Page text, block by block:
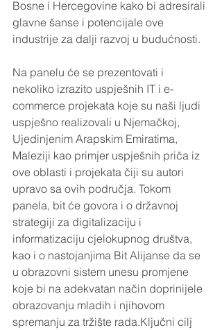
Bosne i Hercegovine kako bi adresirali
glavne šanse i potencijale ove
industrije za dalji razvoj u budućnosti.
Na panelu će se prezentovati i
nekoliko izrazito uspješnih IT i e-
commerce projekata koje su naši ljudi
uspješno realizovali u Njemačkoj,
Ujedinjenim Arapskim Emiratima,
Maleziji kao primjer uspješnih priča iz
ove oblasti i projekata čiji su autori
upravo sa ovih područja. Tokom
panela, bit će govora i o državnoj
strategiji za digitalizaciju i
informatizaciju cjelokupnog društva,
kao i o nastojanjima Bit Alijanse da se
u obrazovni sistem unesu promjene
koje bi na adekvatan način doprinijele
obrazovanju mladih i njihovom
spremanju za tržište rada.Ključni cilj